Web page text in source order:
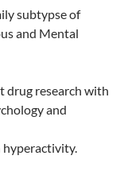
subtypse of
and Mental
drug research with
and
hyperactivity.